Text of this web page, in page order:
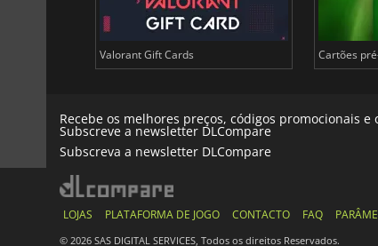
Valorant Gift Cards Cartões
Recebe os melhores preços, códigos promocionais
Subscreve a newsletter DLCompare
Subscreva a newsletter DLCompare
LOJAS PLATAFORMA DE JOGO CONTACTO FAQ
© 2026 SAS DIGITAL SERVICES, Todos os direitos Reservados.